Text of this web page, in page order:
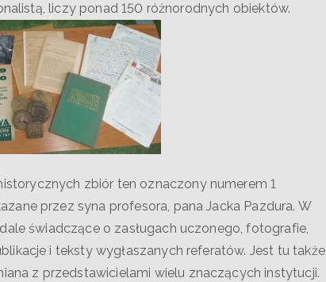
liczy ponad 150 różnorodnych obiektów.
zbiór ten oznaczony numerem 1
przez syna profesora, pana Jacka Pazdura. W
świadczące o zasługach uczonego, fotografie,
i teksty wygłaszanych referatów. Jest tu także
z przedstawicielami wielu znaczących instytucji.